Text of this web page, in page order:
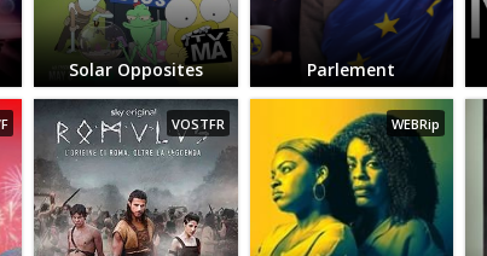
Solar Opposites Parlement
VOSTFR WEBRip